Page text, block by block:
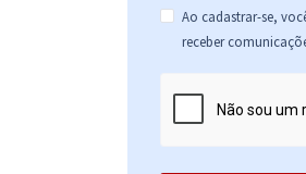
Ao cadastrar-se,
receber